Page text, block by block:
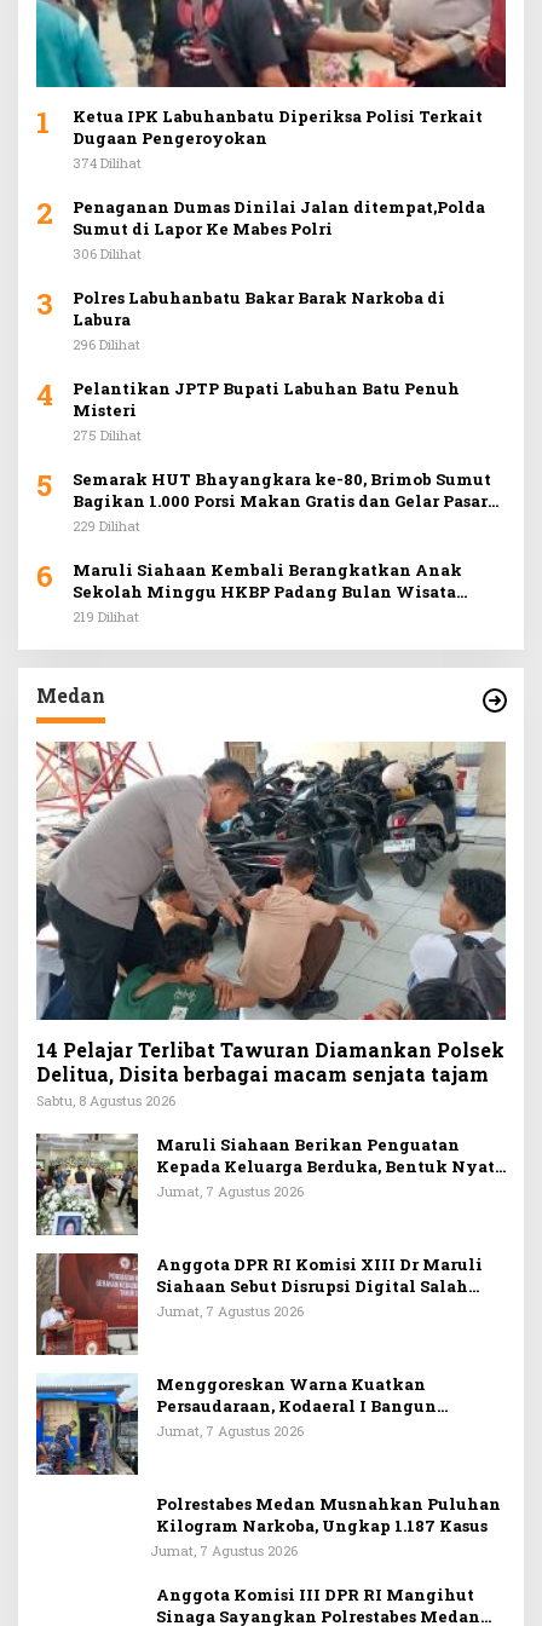
1
Ketua IPK Labuhanbatu Diperiksa Polisi Terkait
Dugaan Pengeroyokan
374 Dilihat
2
Penaganan Dumas Dinilai Jalan ditempat,Polda
Sumut di Lapor Ke Mabes Polri
306 Dilihat
3
Polres Labuhanbatu Bakar Barak Narkoba di
Labura
296 Dilihat
4
Pelantikan JPTP Bupati Labuhan Batu Penuh
Misteri
275 Dilihat
5
Semarak HUT Bhayangkara ke-80, Brimob Sumut
Bagikan 1.000 Porsi Makan Gratis dan Gelar Pasar
Murah di Car Free Day Medan
229 Dilihat
6
Maruli Siahaan Kembali Berangkatkan Anak
Sekolah Minggu HKBP Padang Bulan Wisata
Rohani ke Hill Park
219 Dilihat
Medan
14 Pelajar Terlibat Tawuran Diamankan Polsek
Delitua, Disita berbagai macam senjata tajam
Sabtu, 8 Agustus 2026
Maruli Siahaan Berikan Penguatan
Kepada Keluarga Berduka, Bentuk Nyata
Arti Persahabatan
Jumat, 7 Agustus 2026
Anggota DPR RI Komisi XIII Dr Maruli
Siahaan Sebut Disrupsi Digital Salah
Satu Tantangan Dalam Memperkuat
Jumat, 7 Agustus 2026
Menggoreskan Warna Kuatkan
Persaudaraan, Kodaeral I Bangun
Kedekatan Dengan Masyarakat Pesisir
Jumat, 7 Agustus 2026
Polrestabes Medan Musnahkan Puluhan
Kilogram Narkoba, Ungkap 1.187 Kasus
Jumat, 7 Agustus 2026
Anggota Komisi III DPR RI Mangihut
Sinaga Sayangkan Polrestabes Medan